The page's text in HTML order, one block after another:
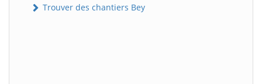
Trouver des chantiers Bey